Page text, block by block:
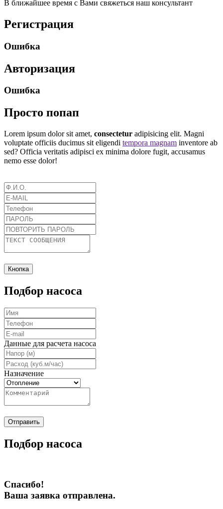
В ближайшее время с Вами свяжеться наш консультант
Регистрация
Ошибка
Авторизация
Ошибка
Просто попап
Lorem ipsum dolor sit amet, consectetur adipisicing elit. Magni
voluptate officiis ducimus sit eligendi tempora magnam inventore ab
sed? Officia veritatis adipisci ex minima dolore fugit, accusamus
nemo esse dolor!
Кнопка
Подбор насоса
Данные для расчета насоса
Назначение
Отправить
Подбор насоса
Спасибо!
Ваша заявка отправлена.